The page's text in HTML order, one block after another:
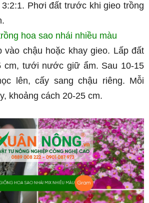
Phơi đất trước khi gieo trồng
hoa sao nhái nhiều màu
vào chậu hoặc khay gieo. Lấp đất
cm, tưới nước giữ ẩm. Sau 10-15
lên, cấy sang chậu riêng. Mỗi
khoảng cách 20-25 cm.